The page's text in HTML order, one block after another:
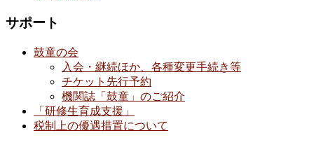
サポート
鼓童の会
入会・継続ほか、各種変更手続き等
チケット先行予約
機関誌「鼓童」のご紹介
「研修生育成支援」
税制上の優遇措置について